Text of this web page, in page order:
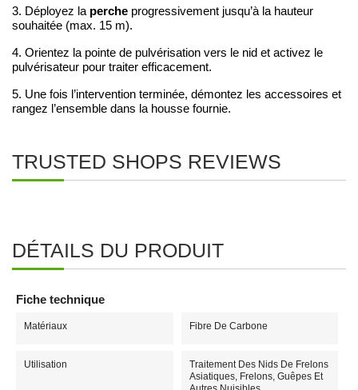
3. Déployez la perche progressivement jusqu’à la hauteur
souhaitée (max. 15 m).
4. Orientez la pointe de pulvérisation vers le nid et activez le
pulvérisateur pour traiter efficacement.
5. Une fois l’intervention terminée, démontez les accessoires et
rangez l’ensemble dans la housse fournie.
TRUSTED SHOPS REVIEWS
DÉTAILS DU PRODUIT
Fiche technique
Matériaux Fibre De Carbone
Utilisation
Traitement Des Nids De Frelons
Asiatiques, Frelons, Guêpes Et